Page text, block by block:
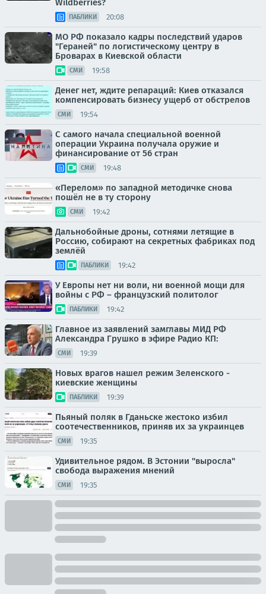
Wildberries?
ПАБЛИКИ 20:08
МО РФ показало кадры последствий ударов
"Гераней" по логистическому центру в
Броварах в Киевской области
СМИ 19:58
Денег нет, ждите репараций: Киев отказался
компенсировать бизнесу ущерб от обстрелов
СМИ 19:54
С самого начала специальной военной
операции Украина получала оружие и
финансирование от 56 стран
СМИ 19:48
«Перелом» по западной методичке снова
пошёл не в ту сторону
СМИ 19:42
Дальнобойные дроны, сотнями летящие в
Россию, собирают на секретных фабриках под
землёй
ПАБЛИКИ 19:42
У Европы нет ни воли, ни военной мощи для
войны с РФ – французский политолог
ПАБЛИКИ 19:42
Главное из заявлений замглавы МИД РФ
Александра Грушко в эфире Радио КП:
СМИ 19:39
Новых врагов нашел режим Зеленского -
киевские женщины
ПАБЛИКИ 19:39
Пьяный поляк в Гданьске жестоко избил
соотечественников, приняв их за украинцев
СМИ 19:35
Удивительное рядом. В Эстонии "выросла"
свобода выражения мнений
СМИ 19:35